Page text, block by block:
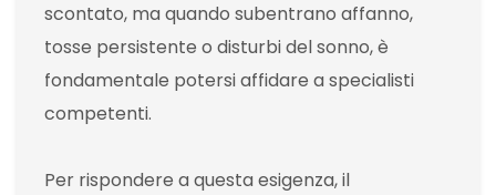
scontato, ma quando subentrano affanno,
tosse persistente o disturbi del sonno, è
fondamentale potersi affidare a specialisti
competenti.
Per rispondere a questa esigenza, il